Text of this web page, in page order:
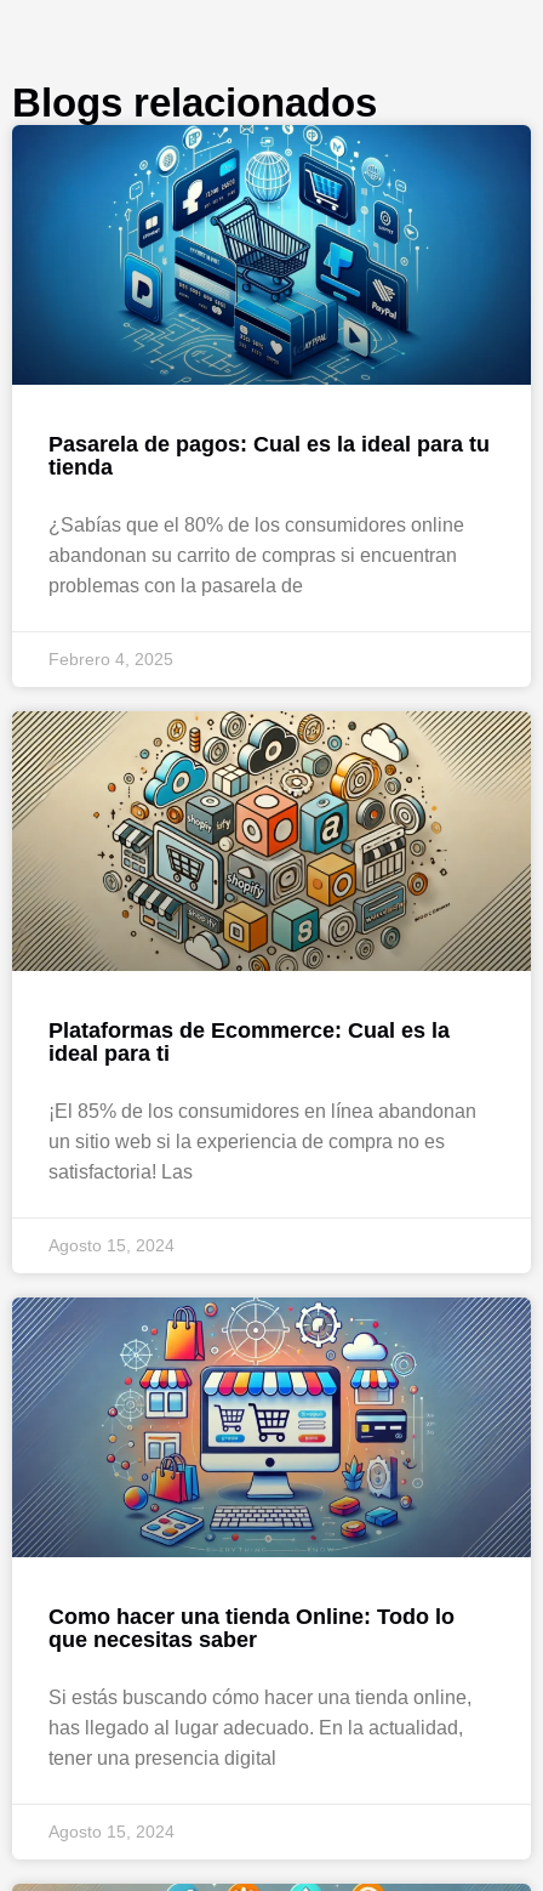
Blogs relacionados
Pasarela de pagos: Cual es la ideal para tu
tienda
¿Sabías que el 80% de los consumidores online
abandonan su carrito de compras si encuentran
problemas con la pasarela de
Febrero 4, 2025
Plataformas de Ecommerce: Cual es la
ideal para ti
¡El 85% de los consumidores en línea abandonan
un sitio web si la experiencia de compra no es
satisfactoria! Las
Agosto 15, 2024
Como hacer una tienda Online: Todo lo
que necesitas saber
Si estás buscando cómo hacer una tienda online,
has llegado al lugar adecuado. En la actualidad,
tener una presencia digital
Agosto 15, 2024